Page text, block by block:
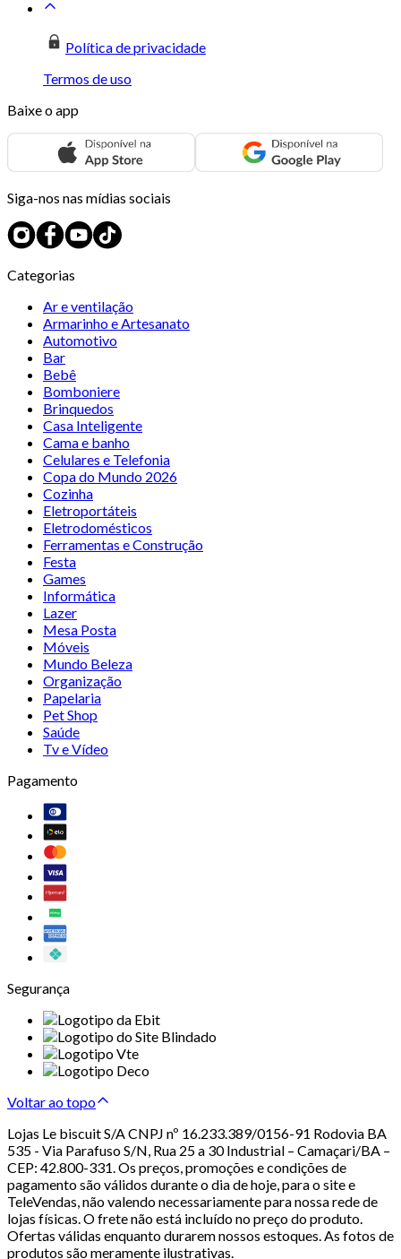
Política de privacidade
Termos de uso
Baixe o app
Siga-nos nas mídias sociais
Categorias
Ar e ventilação
Armarinho e Artesanato
Automotivo
Bar
Bebê
Bomboniere
Brinquedos
Casa Inteligente
Cama e banho
Celulares e Telefonia
Copa do Mundo 2026
Cozinha
Eletroportáteis
Eletrodomésticos
Ferramentas e Construção
Festa
Games
Informática
Lazer
Mesa Posta
Móveis
Mundo Beleza
Organização
Papelaria
Pet Shop
Saúde
Tv e Vídeo
Pagamento
Segurança
Voltar ao topo
Lojas Le biscuit S/A CNPJ nº 16.233.389/0156-91 Rodovia BA
535 - Via Parafuso S/N, Rua 25 a 30 Industrial – Camaçari/BA –
CEP: 42.800-331. Os preços, promoções e condições de
pagamento são válidos durante o dia de hoje, para o site e
TeleVendas, não valendo necessariamente para nossa rede de
lojas físicas. O frete não está incluído no preço do produto.
Ofertas válidas enquanto durarem nossos estoques. As fotos de
produtos são meramente ilustrativas.